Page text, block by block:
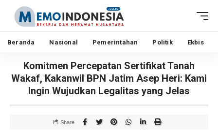
Beranda Nasional Pemerintahan Politik Ekbis
Komitmen Percepatan Sertifikat Tanah
Wakaf, Kakanwil BPN Jatim Asep Heri: Kami
Ingin Wujudkan Legalitas yang Jelas
Share